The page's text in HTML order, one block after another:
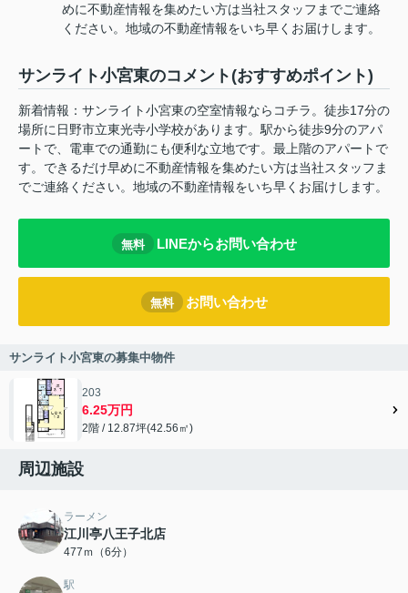
めに不動産情報を集めたい方は当社スタッフまでご連絡
ください。地域の不動産情報をいち早くお届けします。
サンライト小宮東のコメント(おすすめポイント)
新着情報：サンライト小宮東の空室情報ならコチラ。徒歩17分の
場所に日野市立東光寺小学校があります。駅から徒歩9分のアパ
ートで、電車での通勤にも便利な立地です。最上階のアパートで
す。できるだけ早めに不動産情報を集めたい方は当社スタッフま
でご連絡ください。地域の不動産情報をいち早くお届けします。
無料 LINEからお問い合わせ
無料 お問い合わせ
サンライト小宮東の募集中物件
203
6.25万円
2階 / 12.87坪(42.56㎡)
周辺施設
ラーメン
江川亭八王子北店
477ｍ（6分）
駅